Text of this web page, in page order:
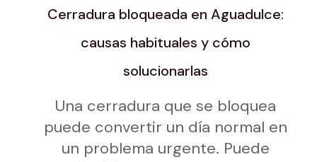
Cerradura bloqueada en Aguadulce:
causas habituales y cómo
solucionarlas
Una cerradura que se bloquea
puede convertir un día normal en
un problema urgente. Puede